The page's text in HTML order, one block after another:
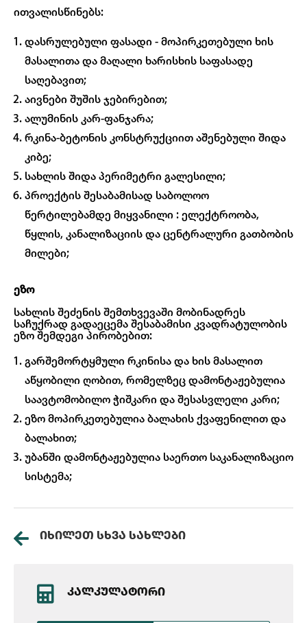
ითვალისწინებს:
დასრულებული ფასადი - მოპირკეთებული ხის
მასალითა და მაღალი ხარისხის საფასადე
საღებავით;
აივნები შუშის ჯებირებით;
ალუმინის კარ-ფანჯარა;
რკინა-ბეტონის კონსტრუქციით აშენებული შიდა
კიბე;
სახლის შიდა პერიმეტრი გალესილი;
პროექტის შესაბამისად საბოლოო
წერტილებამდე მიყვანილი : ელექტროობა,
წყლის, კანალიზაციის და ცენტრალური გათბობის
მილები;
ეზო
სახლის შეძენის შემთხვევაში მობინადრეს
საჩუქრად გადაეცემა შესაბამისი კვადრატულობის
ეზო შემდეგი პირობებით:
გარშემორტყმული რკინისა და ხის მასალით
აწყობილი ღობით, რომელზეც დამონტაჟებულია
საავტომობილო ჭიშკარი და შესასვლელი კარი;
ეზო მოპირკეთებულია ბალახის ქვაფენილით და
ბალახით;
უბანში დამონტაჟებულია საერთო საკანალიზაციო
სისტემა;
ᲘᲮᲘᲚᲔᲗ ᲡᲮᲕᲐ ᲡᲐᲮᲚᲔᲑᲘ
ᲙᲐᲚᲙᲣᲚᲐᲢᲝᲠᲘ